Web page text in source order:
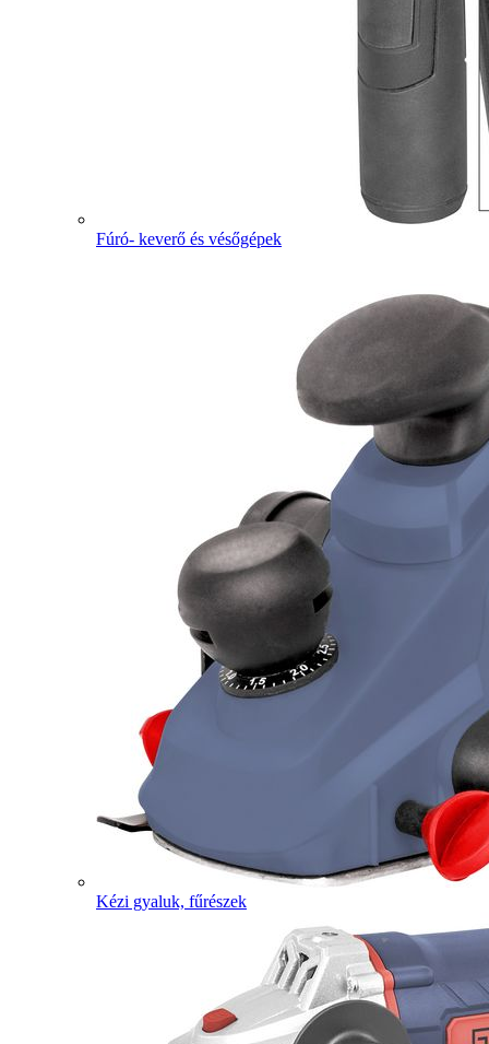
Fúró- keverő és vésőgépek
Kézi gyaluk, fűrészek